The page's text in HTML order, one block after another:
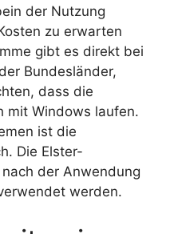
der Nutzung
zu erwarten
gibt es direkt bei
Bundesländer,
dass die
mit Windows laufen.
ist die
Die Elster-
der Anwendung
werden.